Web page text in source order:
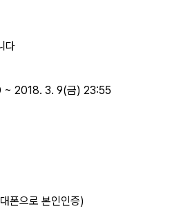
다
~ 2018. 3. 9(금) 23:55
폰으로 본인인증)